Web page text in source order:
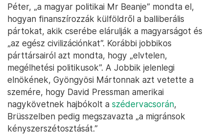
Péter, „a magyar politikai Mr Beanje” mondta el,
hogyan finanszírozzák külföldről a balliberális
pártokat, akik cserébe elárulják a magyarságot és
„az egész civilizációnkat”. Korábbi jobbikos
párttársairól azt mondta, hogy „elvtelen,
megélhetési politikusok”. A Jobbik jelenlegi
elnökének, Gyöngyösi Mártonnak azt vetette a
szemére, hogy David Pressman amerikai
nagykövetnek hajbókolt a szédervacsorán,
Brüsszelben pedig megszavazta „a migránsok
kényszerszétosztását.”